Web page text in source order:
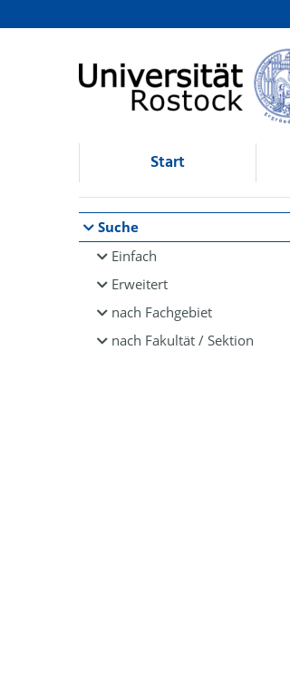
Browsen
direkt zum Inhalt
Start
Suche
Einfach
Erweitert
nach Fachgebiet
nach Fakultät / Sektion